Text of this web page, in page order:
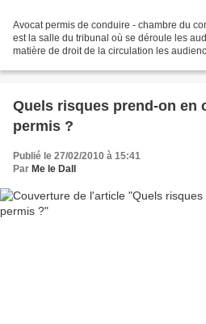
Avocat permis de conduire - chambre du
est la salle du tribunal où se déroule les
matière de droit de la circulation les
Quels risques prend-on en
permis ?
Publié le 27/02/2010 à 15:41
Par Me le Dall